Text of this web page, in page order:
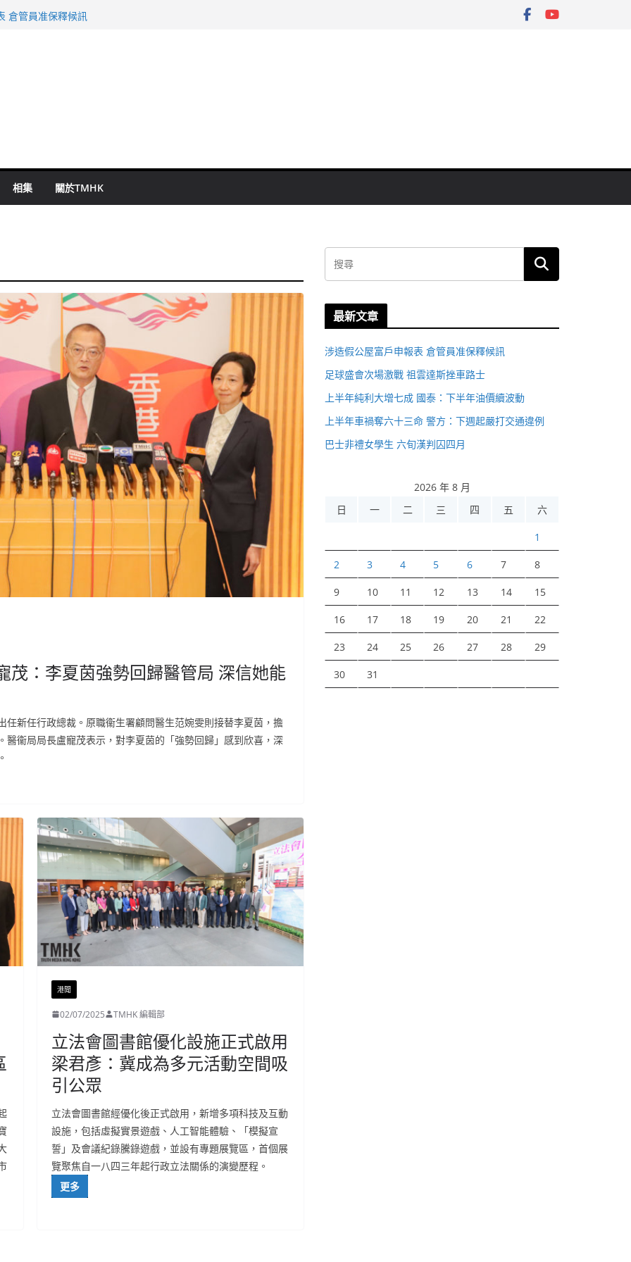
判囚四月
相集 關於TMHK
茂：李夏茵強勢回歸醫管局 深信她能
新任行政總裁。原職衞生署顧問醫生范婉雯則接替李夏茵，擔
衞局局長盧寵茂表示，對李夏茵的「強勢回歸」感到欣喜，深
港聞
02/07/2025 TMHK 編輯部
立法會圖書館優化設施正式啟用
梁君彥：冀成為多元活動空間吸
引公眾
立法會圖書館經優化後正式啟用，新增多項科技及互動
設施，包括虛擬實景遊戲、人工智能體驗、「模擬宣
誓」及會議紀錄騰錄遊戲，並設有專題展覽區，首個展
覽聚焦自一八四三年起行政立法關係的演變歷程。
更多
最新文章
涉造假公屋富戶申報表 倉管員准保釋候訊
足球盛會次場激戰 祖雲達斯挫車路士
上半年純利大增七成 國泰：下半年油價續波動
上半年車禍奪六十三命 警方：下週起嚴打交通違例
巴士非禮女學生 六旬漢判囚四月
2026 年 8 月
日
一 二 三 四 五 六
1
2 3 4 5 6 7 8
9 10 11 12 13 14 15
16 17 18 19 20 21 22
23 24 25 26 27 28 29
30 31